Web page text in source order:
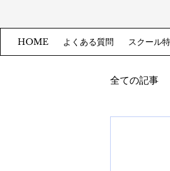
HOME よくある質問 スクール
全ての記事